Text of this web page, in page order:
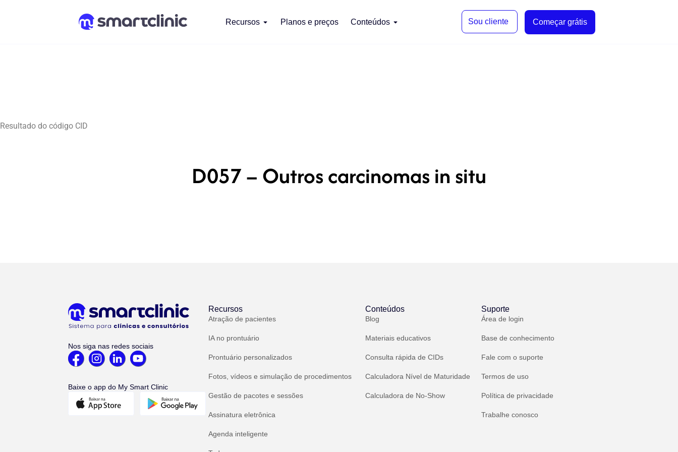
Recursos Planos e preços Conteúdos Sou cliente Começar grátis
Resultado do código CID
D057 – Outros carcinomas in situ
Nos siga nas redes sociais
Baixe o app do My Smart Clinic
Recursos
Atração de pacientes
IA no prontuário
Prontuário personalizados
Fotos, vídeos e simulação de procedimentos
Gestão de pacotes e sessões
Assinatura eletrônica
Agenda inteligente
Conteúdos
Blog
Materiais educativos
Consulta rápida de CIDs
Calculadora Nível de Maturidade
Calculadora de No-Show
Suporte
Área de login
Base de conhecimento
Fale com o suporte
Termos de uso
Política de privacidade
Trabalhe conosco